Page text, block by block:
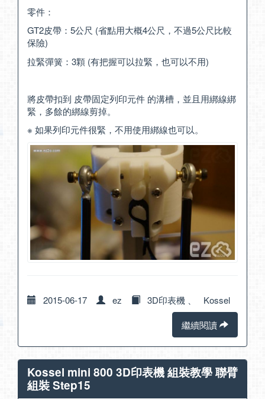
零件：
GT2皮帶：5公尺 (省點用大概4公尺，不過5公尺比較
保險)
拉緊彈簧：3顆 (有把握可以拉緊，也可以不用)
將皮帶扣到 皮帶固定列印元件 的溝槽，並且用綁線綁
緊，多餘的綁線剪掉。
※ 如果列印元件很緊，不用使用綁線也可以。
2015-06-17 ez 3D印表機
Kossel
繼續閱讀
Kossel mini 800 3D印表機 組裝教學 聯臂
組裝 Step15